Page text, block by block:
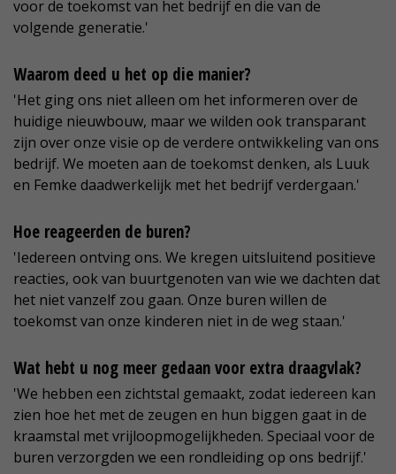
voor de toekomst van het bedrijf en die van de
volgende generatie.'
Waarom deed u het op die manier?
'Het ging ons niet alleen om het informeren over de
huidige nieuwbouw, maar we wilden ook transparant
zijn over onze visie op de verdere ontwikkeling van ons
bedrijf. We moeten aan de toekomst denken, als Luuk
en Femke daadwerkelijk met het bedrijf verdergaan.'
Hoe reageerden de buren?
'Iedereen ontving ons. We kregen uitsluitend positieve
reacties, ook van buurtgenoten van wie we dachten dat
het niet vanzelf zou gaan. Onze buren willen de
toekomst van onze kinderen niet in de weg staan.'
Wat hebt u nog meer gedaan voor extra draagvlak?
'We hebben een zichtstal gemaakt, zodat iedereen kan
zien hoe het met de zeugen en hun biggen gaat in de
kraamstal met vrijloopmogelijkheden. Speciaal voor de
buren verzorgden we een rondleiding op ons bedrijf.'